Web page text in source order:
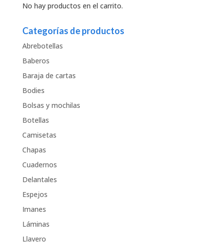
No hay productos en el carrito.
Categorías de productos
Abrebotellas
Baberos
Baraja de cartas
Bodies
Bolsas y mochilas
Botellas
Camisetas
Chapas
Cuadernos
Delantales
Espejos
Imanes
Láminas
Llavero